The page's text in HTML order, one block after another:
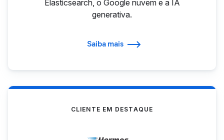
Elasticsearch, o Google nuvem e a IA
generativa.
Saiba mais
CLIENTE EM DESTAQUE